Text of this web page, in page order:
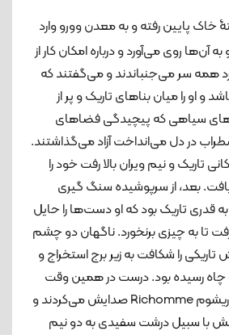
خاک پایین رفته و به معدن وورو وارد
آن‌ها روی می‌آورد و درباره امکان کار از
همه سر می‌جنباندند و می‌گفتند که
و او را میان بناهای تاریک و پر از
سیاهی که پیچیدگی فضاهای
در دل می‌انداخت آزاد می‌گذاشتند.
تاریک و نیم ویران بالا رفت خود را
بعد، از سرپوشیده سنگ گیری
قدری تاریک بود که او دست‌ها را حایل
تا به چیزی برنخورد. ناگهان دو چشم
را شکافت به زیر برج استخراج و
چاه رسیده بود. درست در همین وقت
استادکار چاقی که باباریشوم Richomme صدایش می‌کردند و
با سبیل درشت سفیدی به دو نیم